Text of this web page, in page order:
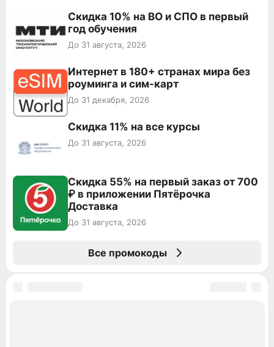
Скидка 10% на ВО и СПО в первый
год обучения
До 31 августа, 2026
Интернет в 180+ странах мира без
роуминга и сим-карт
До 31 декабря, 2026
Скидка 11% на все курсы
До 31 августа, 2026
Скидка 55% на первый заказ от 700
₽ в приложении Пятёрочка
Доставка
До 31 августа, 2026
Все промокоды